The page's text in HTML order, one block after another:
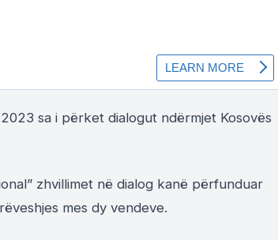
sa i përket dialogut ndërmjet Kosovës
zhvillimet në dialog kanë përfunduar
mes dy vendeve.